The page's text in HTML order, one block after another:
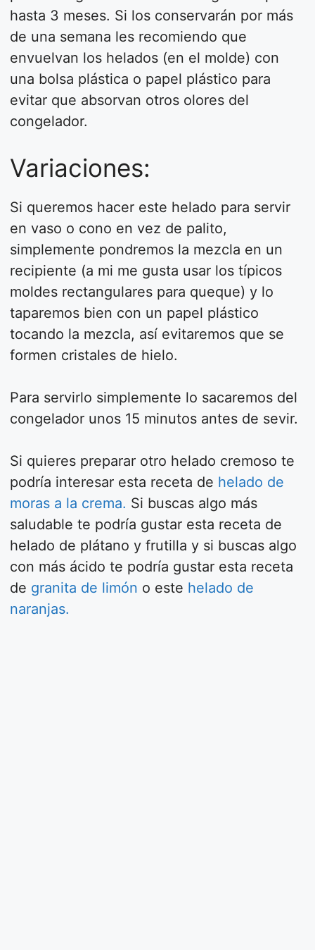
hasta 3 meses. Si los conservarán por más
de una semana les recomiendo que
envuelvan los helados (en el molde) con
una bolsa plástica o papel plástico para
evitar que absorvan otros olores del
congelador.
Variaciones:
Si queremos hacer este helado para servir
en vaso o cono en vez de palito,
simplemente pondremos la mezcla en un
recipiente (a mi me gusta usar los típicos
moldes rectangulares para queque) y lo
taparemos bien con un papel plástico
tocando la mezcla, así evitaremos que se
formen cristales de hielo.
Para servirlo simplemente lo sacaremos del
congelador unos 15 minutos antes de sevir.
Si quieres preparar otro helado cremoso te
podría interesar esta receta de helado de
moras a la crema. Si buscas algo más
saludable te podría gustar esta receta de
helado de plátano y frutilla y si buscas algo
con más ácido te podría gustar esta receta
de granita de limón o este helado de
naranjas.